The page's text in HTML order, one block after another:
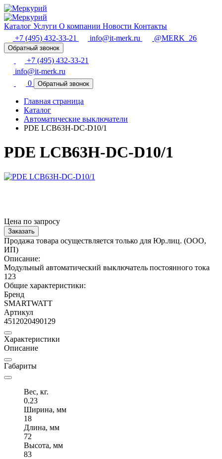
Каталог Услуги О компании Новости Контакты
+7 (495) 432-33-21
info@it-merk.ru @MERK_26
Обратный звонок
+7 (495) 432-33-21
info@it-merk.ru
0
Обратный звонок
Главная страница
Каталог
Автоматические выключатели
PDE LCB63H-DC-D10/1
PDE LCB63H-DC-D10/1
Цена по запросу
Заказать
Продажа товара осуществляется только для Юр.лиц. (ООО,
ИП)
Описание:
Модульный автоматический выключатель постоянного тока
123
Общие характеристики:
Бренд
SMARTWATT
Артикул
4512020490129
Характеристики
Описание
Габариты
Вес, кг.
0.23
Ширина, мм
18
Длина, мм
72
Высота, мм
83